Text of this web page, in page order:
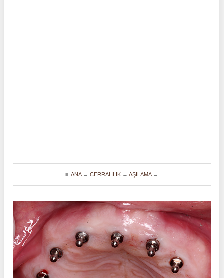
≡ ANA→ CERRAHLIK→ AŞILAMA→